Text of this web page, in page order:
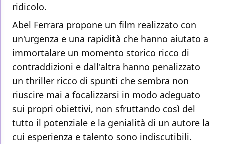
ridicolo.
Abel Ferrara propone un film realizzato con
un'urgenza e una rapidità che hanno aiutato a
immortalare un momento storico ricco di
contraddizioni e dall'altra hanno penalizzato
un thriller ricco di spunti che sembra non
riuscire mai a focalizzarsi in modo adeguato
sui propri obiettivi, non sfruttando così del
tutto il potenziale e la genialità di un autore la
cui esperienza e talento sono indiscutibili.